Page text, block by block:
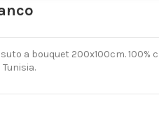
a bouquet 200x100cm.